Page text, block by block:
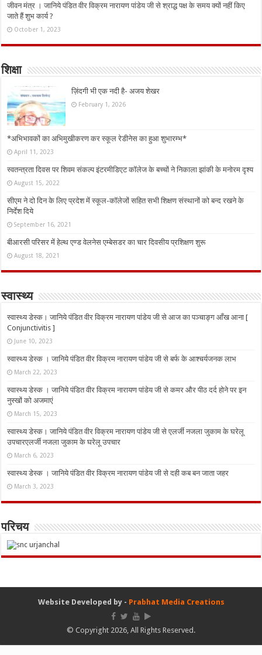
जीवन मंत्र । जानिये पंडित वीर विक्रम नारायण पांडेय जी से श्राद्ध पक्ष के समय क्यों नहीं किए
जाते हैं शुभ कार्य ?
October 1, 2023
शिक्षा
ज़िंदगी भी एक नदी है- अजय शेखर
February 1, 2026
*अभिभावकों का अभिमुखीकरण कर स्कूल रेडीनेस का हुआ शुभारम्भ*
April 11, 2023
स्वतन्त्रता दिवस पर शिवम संकल्प इंटरमीडिएट कॉलेज के बच्चों ने निकाला झांकी के मनोरम दृश्य
August 15, 2022
सीएम ने दो दिन के लिए प्रदेश में स्कूल-कॉलेजों सहित सभी शिक्षण संस्थानों को बन्द रखने के
निर्देश दिये
September 16, 2021
बीआरसी परिसर में हेल्थ एण्ड वेलनेस एम्बेसडर का चार दिवसीय प्रशिक्षण शुरू
August 18, 2021
स्वास्थ्य
स्वास्थ्य डेस्क। जानिये पंडित वीर विक्रम नारायण पांडेय जी से आज का पञ्चाङ्ग आँख आना [
Conjunctivitis ]
June 10, 2023
स्वास्थ्य डेस्क । जानिये पंडित वीर विक्रम नारायण पांडेय जी से बर्फ के आश्चर्यजनक लाभ
March 22, 2023
स्वास्थ्य डेस्क । जानिये पंडित वीर विक्रम नारायण पांडेय जी से कमर और पीठ दर्द होने पर इन
नुस्‍खों को अजमाएं
March 15, 2023
स्वास्थ्य डेस्क। जानिये पंडित वीर विक्रम नारायण पांडेय जी से एलर्जी नजला जुकाम के घरेलू
उपचारएलर्जी नजला जुकाम के घरेलू उपचार
March 6, 2023
स्वास्थ्य डेस्क । जानिये पंडित वीर विक्रम नारायण पांडेय जी से दही कब बन जाता जहर
March 3, 2023
परिचय
Website Developed by - Prabhat Media Creations
© Copyright 2026, All Rights Reserved.